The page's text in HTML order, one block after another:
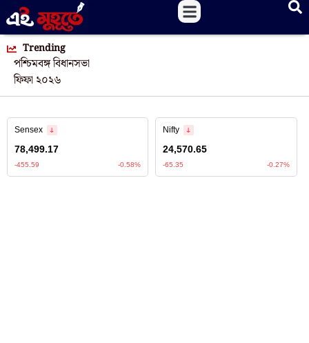
Trending
পশ্চিমবঙ্গ বিধানসভা
ফিফা ২০২৬